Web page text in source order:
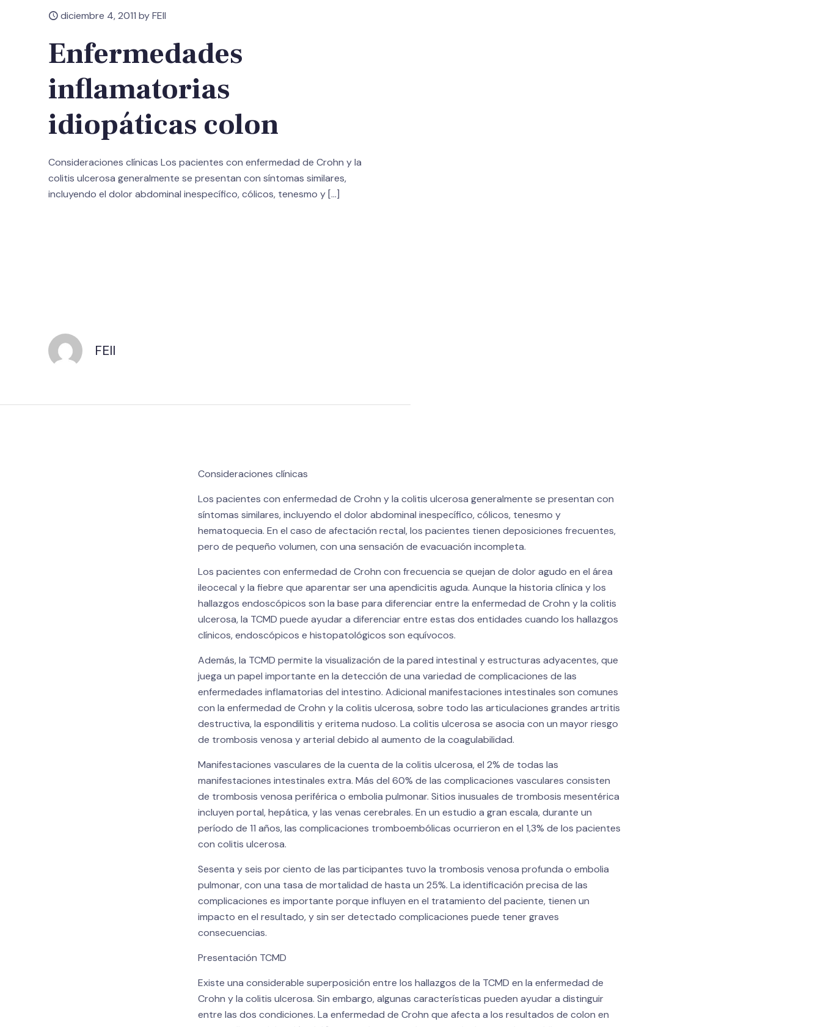
diciembre 4, 2011 by FEII
Enfermedades
inflamatorias
idiopáticas colon
Consideraciones clínicas Los pacientes con enfermedad de Crohn y la
colitis ulcerosa generalmente se presentan con síntomas similares,
incluyendo el dolor abdominal inespecífico, cólicos, tenesmo y […]
FEII
Consideraciones clínicas
Los pacientes con enfermedad de Crohn y la colitis ulcerosa generalmente se presentan con
síntomas similares, incluyendo el dolor abdominal inespecífico, cólicos, tenesmo y
hematoquecia. En el caso de afectación rectal, los pacientes tienen deposiciones frecuentes,
pero de pequeño volumen, con una sensación de evacuación incompleta.
Los pacientes con enfermedad de Crohn con frecuencia se quejan de dolor agudo en el área
ileocecal y la fiebre que aparentar ser una apendicitis aguda. Aunque la historia clínica y los
hallazgos endoscópicos son la base para diferenciar entre la enfermedad de Crohn y la colitis
ulcerosa, la TCMD puede ayudar a diferenciar entre estas dos entidades cuando los hallazgos
clínicos, endoscópicos e histopatológicos son equívocos.
Además, la TCMD permite la visualización de la pared intestinal y estructuras adyacentes, que
juega un papel importante en la detección de una variedad de complicaciones de las
enfermedades inflamatorias del intestino. Adicional manifestaciones intestinales son comunes
con la enfermedad de Crohn y la colitis ulcerosa, sobre todo las articulaciones grandes artritis
destructiva, la espondilitis y eritema nudoso. La colitis ulcerosa se asocia con un mayor riesgo
de trombosis venosa y arterial debido al aumento de la coagulabilidad.
Manifestaciones vasculares de la cuenta de la colitis ulcerosa, el 2% de todas las
manifestaciones intestinales extra. Más del 60% de las complicaciones vasculares consisten
de trombosis venosa periférica o embolia pulmonar. Sitios inusuales de trombosis mesentérica
incluyen portal, hepática, y las venas cerebrales. En un estudio a gran escala, durante un
período de 11 años, las complicaciones tromboembólicas ocurrieron en el 1,3% de los pacientes
con colitis ulcerosa.
Sesenta y seis por ciento de las participantes tuvo la trombosis venosa profunda o embolia
pulmonar, con una tasa de mortalidad de hasta un 25%. La identificación precisa de las
complicaciones es importante porque influyen en el tratamiento del paciente, tienen un
impacto en el resultado, y sin ser detectado complicaciones puede tener graves
consecuencias.
Presentación TCMD
Existe una considerable superposición entre los hallazgos de la TCMD en la enfermedad de
Crohn y la colitis ulcerosa. Sin embargo, algunas características pueden ayudar a distinguir
entre las dos condiciones. La enfermedad de Crohn que afecta a los resultados de colon en